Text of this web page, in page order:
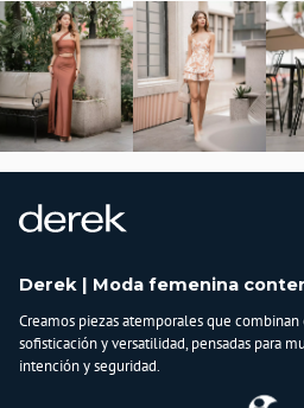
Derek | Moda femenina
Creamos piezas atemporales que combinan
sofisticación y versatilidad, pensadas para
intención y seguridad.